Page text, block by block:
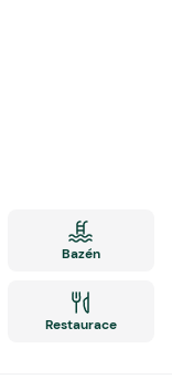
Bazén
Restaurace